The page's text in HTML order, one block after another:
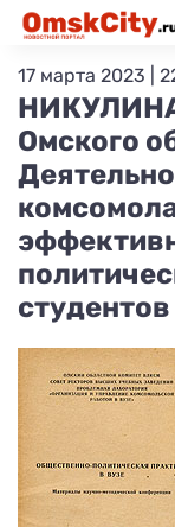
НИКУЛИНА
Омского
17 марта 2023 |